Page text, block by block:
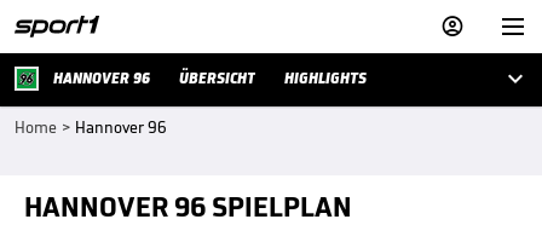


HANNOVER 96 ÜBERSICHT HIGHLIGHTS 
Home > Hannover 96
HANNOVER 96 SPIELPLAN